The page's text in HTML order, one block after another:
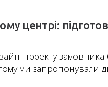
центрі:
проекту
ми запропонували